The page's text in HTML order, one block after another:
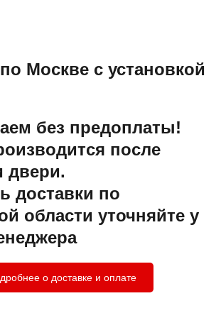
Москве с установкой
без предоплаты!
после
двери.
доставки по
области уточняйте у
о доставке и оплате